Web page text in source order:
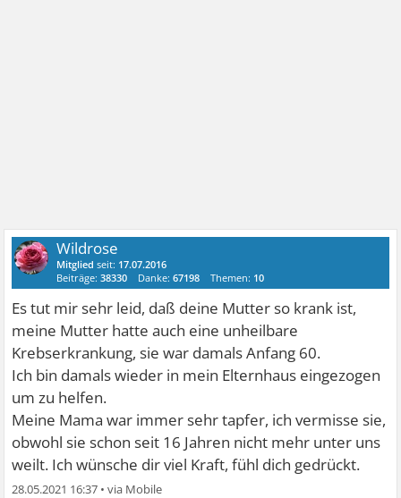
Wildrose
Mitglied seit: 17.07.2016
Beiträge:38330 Danke:67198 Themen: 10
Es tut mir sehr leid, daß deine Mutter so krank ist,
meine Mutter hatte auch eine unheilbare
Krebserkrankung, sie war damals Anfang 60.
Ich bin damals wieder in mein Elternhaus eingezogen
um zu helfen.
Meine Mama war immer sehr tapfer, ich vermisse sie,
obwohl sie schon seit 16 Jahren nicht mehr unter uns
weilt. Ich wünsche dir viel Kraft, fühl dich gedrückt.
28.05.2021 16:37 •